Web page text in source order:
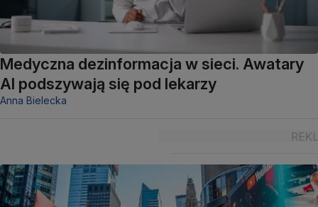
Medyczna dezinformacja w sieci. Awatary
AI podszywają się pod lekarzy
Anna Bielecka